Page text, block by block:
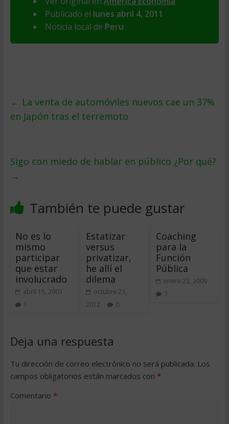
Publicado el lunes abril 4, 2011
Noticia local de Peru
← La venta de automóviles nuevos cae un 37%
en Japón tras el terremoto
Sigo con miedo de hablar en público ¿Por qué?
→
También te puede gustar
No es lo
mismo
participar
que estar
involucrado
abril 15, 2003
1
Estatizar
versus
privatizar,
he allí el
dilema
octubre 23,
2012
0
Coaching
para la
Función
Pública
enero 22, 2009
3
Deja una respuesta
Tu dirección de correo electrónico no será publicada. Los
campos obligatorios están marcados con *
Comentario *